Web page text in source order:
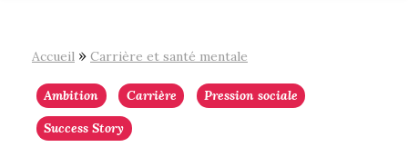
Accueil » Carrière et santé mentale
Ambition Carrière
Pression sociale
Success Story